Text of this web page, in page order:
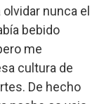
nunca el
bebido
me
cultura de
De hecho